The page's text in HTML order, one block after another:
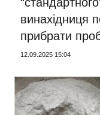
винахідниця
прибрати
12.09.2025 15:04